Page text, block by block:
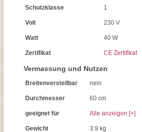
Schutzklasse 1
Volt 230 V
Watt 40 W
Zertifikat CE Zertifikat
Vermassung und Nutzen
Breitenverstellbar nein
Durchmesser 60 cm
geeignet für Alle anzeigen [+]
Gewicht 3.9 kg